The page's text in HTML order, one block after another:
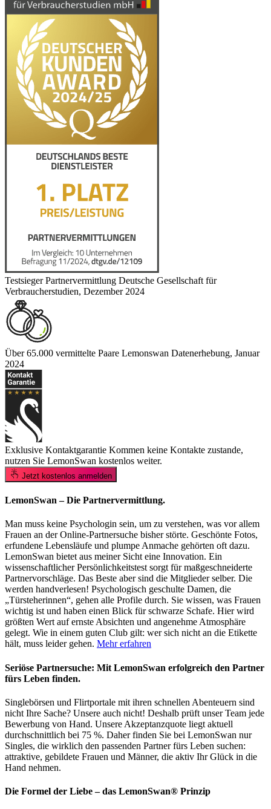
Testsieger Partnervermittlung Deutsche Gesellschaft für
Verbraucherstudien, Dezember 2024
Über 65.000 vermittelte Paare Lemonswan Datenerhebung, Januar
2024
Exklusive Kontaktgarantie Kommen keine Kontakte zustande,
nutzen Sie LemonSwan kostenlos weiter.
Jetzt kostenlos anmelden
LemonSwan – Die Partnervermittlung.
Man muss keine Psychologin sein, um zu verstehen, was vor allem
Frauen an der Online-Partnersuche bisher störte. Geschönte Fotos,
erfundene Lebensläufe und plumpe Anmache gehörten oft dazu.
LemonSwan bietet aus meiner Sicht eine Innovation. Ein
wissenschaftlicher Persönlichkeitstest sorgt für maßgeschneiderte
Partnervorschläge. Das Beste aber sind die Mitglieder selber. Die
werden handverlesen! Psychologisch geschulte Damen, die
„Türsteherinnen“, gehen alle Profile durch. Sie wissen, was Frauen
wichtig ist und haben einen Blick für schwarze Schafe. Hier wird
größten Wert auf ernste Absichten und angenehme Atmosphäre
gelegt. Wie in einem guten Club gilt: wer sich nicht an die Etikette
hält, muss leider gehen. Mehr erfahren
Seriöse Partnersuche: Mit LemonSwan erfolgreich den Partner
fürs Leben finden.
Singlebörsen und Flirtportale mit ihren schnellen Abenteuern sind
nicht Ihre Sache? Unsere auch nicht! Deshalb prüft unser Team jede
Bewerbung von Hand. Unsere Akzeptanzquote liegt aktuell
durchschnittlich bei 75 %. Daher finden Sie bei LemonSwan nur
Singles, die wirklich den passenden Partner fürs Leben suchen:
attraktive, gebildete Frauen und Männer, die aktiv Ihr Glück in die
Hand nehmen.
Die Formel der Liebe – das LemonSwan® Prinzip